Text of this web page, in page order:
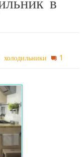
холодильники 1